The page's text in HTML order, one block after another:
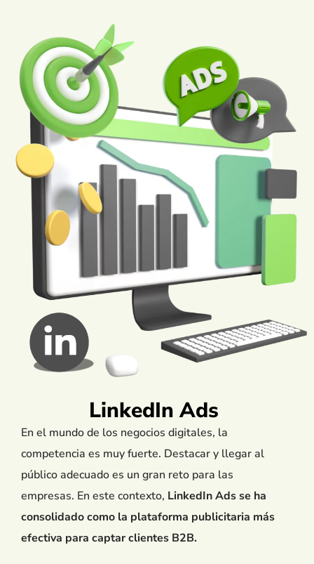
LinkedIn Ads
En el mundo de los negocios digitales, la
competencia es muy fuerte. Destacar y llegar al
público adecuado es un gran reto para las
empresas. En este contexto, LinkedIn Ads se ha
consolidado como la plataforma publicitaria más
efectiva para captar clientes B2B.